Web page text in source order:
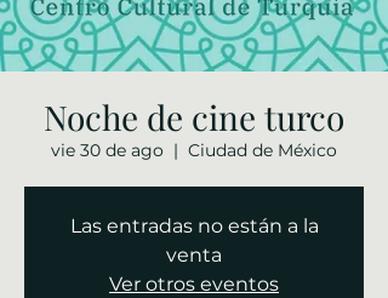
Noche de cine turco
vie 30 de ago
  |
Ciudad de México
Las entradas no están a la
venta
Ver otros eventos